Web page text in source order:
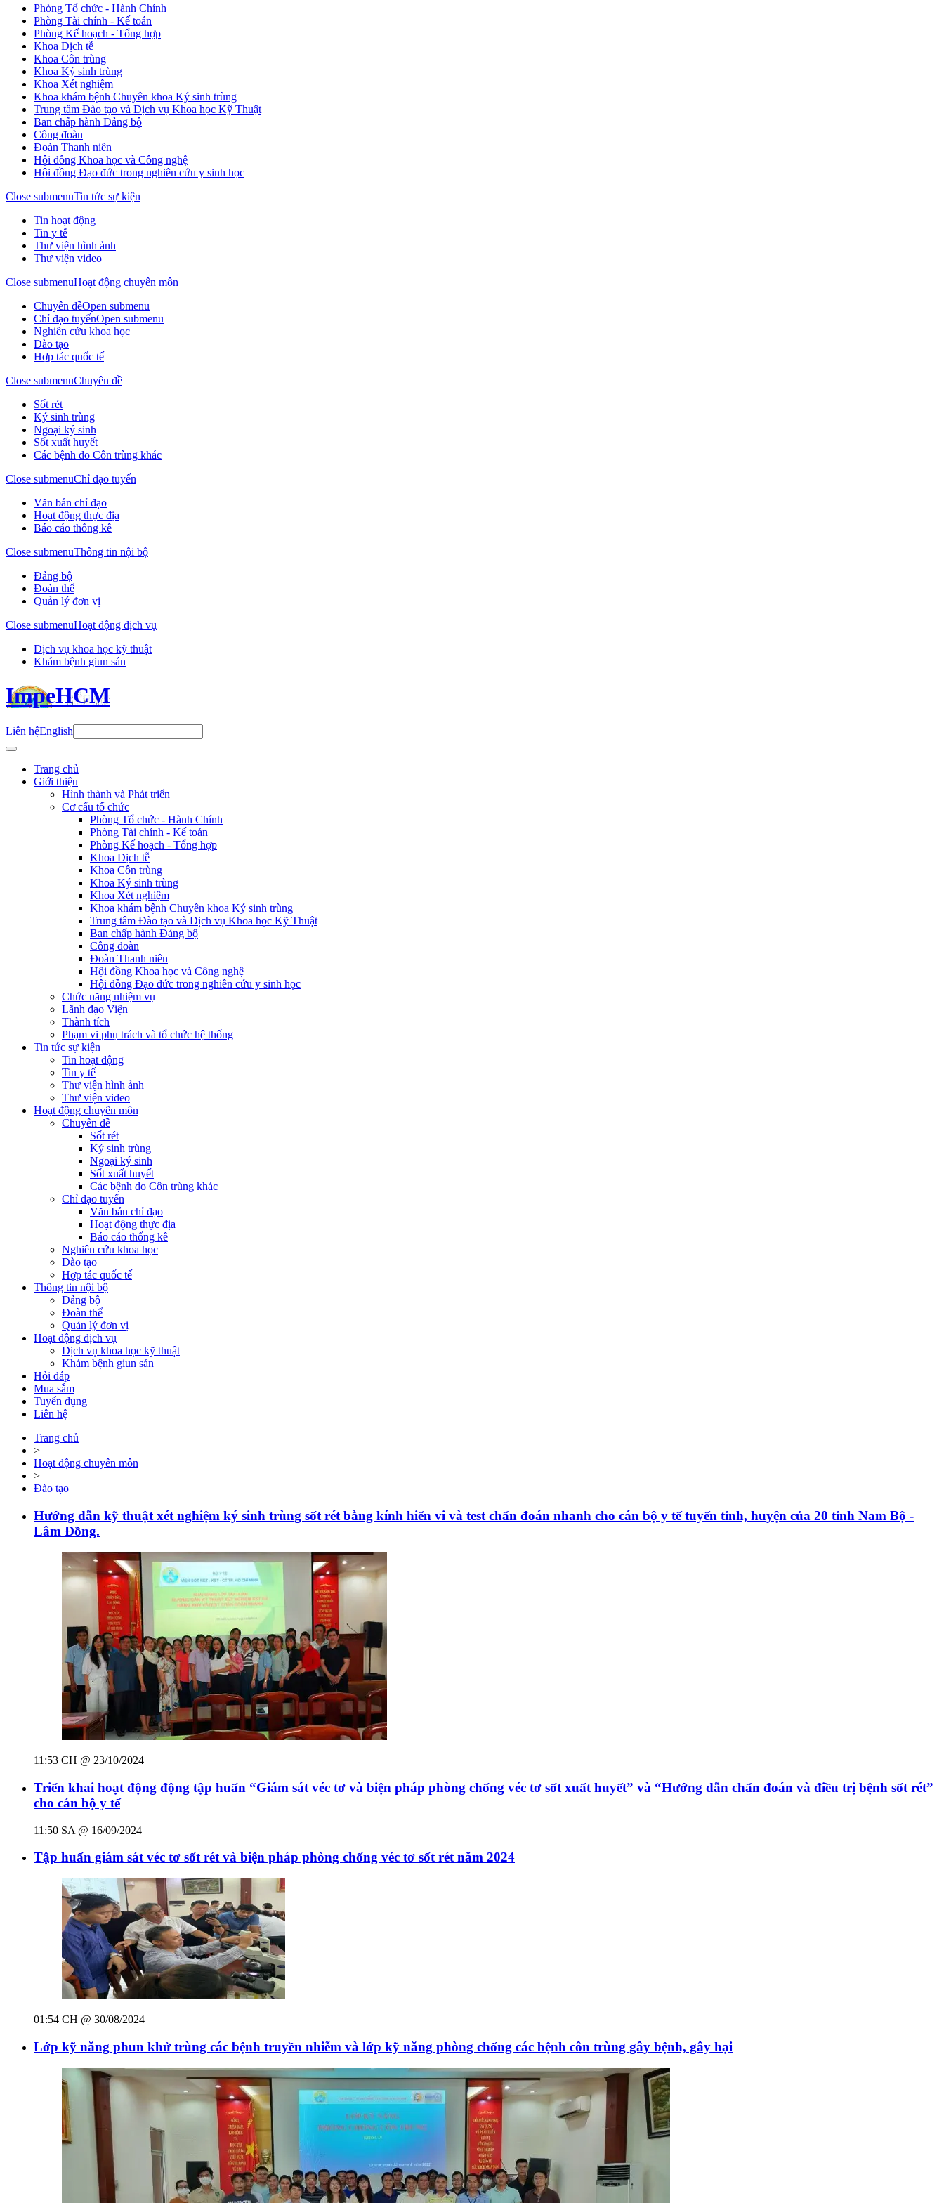
Phòng Tổ chức - Hành Chính
Phòng Tài chính - Kế toán
Phòng Kế hoạch - Tổng hợp
Khoa Dịch tễ
Khoa Côn trùng
Khoa Ký sinh trùng
Khoa Xét nghiệm
Khoa khám bệnh Chuyên khoa Ký sinh trùng
Trung tâm Đào tạo và Dịch vụ Khoa học Kỹ Thuật
Ban chấp hành Đảng bộ
Công đoàn
Đoàn Thanh niên
Hội đồng Khoa học và Công nghệ
Hội đồng Đạo đức trong nghiên cứu y sinh học
Close submenuTin tức sự kiện
Tin hoạt động
Tin y tế
Thư viện hình ảnh
Thư viện video
Close submenuHoạt động chuyên môn
Chuyên đềOpen submenu
Chỉ đạo tuyếnOpen submenu
Nghiên cứu khoa học
Đào tạo
Hợp tác quốc tế
Close submenuChuyên đề
Sốt rét
Ký sinh trùng
Ngoại ký sinh
Sốt xuất huyết
Các bệnh do Côn trùng khác
Close submenuChỉ đạo tuyến
Văn bản chỉ đạo
Hoạt động thực địa
Báo cáo thống kê
Close submenuThông tin nội bộ
Đảng bộ
Đoàn thể
Quản lý đơn vị
Close submenuHoạt động dịch vụ
Dịch vụ khoa học kỹ thuật
Khám bệnh giun sán
ImpeHCM
Liên hệEnglish
Trang chủ
Giới thiệu
Hình thành và Phát triển
Cơ cấu tổ chức
Phòng Tổ chức - Hành Chính
Phòng Tài chính - Kế toán
Phòng Kế hoạch - Tổng hợp
Khoa Dịch tễ
Khoa Côn trùng
Khoa Ký sinh trùng
Khoa Xét nghiệm
Khoa khám bệnh Chuyên khoa Ký sinh trùng
Trung tâm Đào tạo và Dịch vụ Khoa học Kỹ Thuật
Ban chấp hành Đảng bộ
Công đoàn
Đoàn Thanh niên
Hội đồng Khoa học và Công nghệ
Hội đồng Đạo đức trong nghiên cứu y sinh học
Chức năng nhiệm vụ
Lãnh đạo Viện
Thành tích
Phạm vi phụ trách và tổ chức hệ thống
Tin tức sự kiện
Tin hoạt động
Tin y tế
Thư viện hình ảnh
Thư viện video
Hoạt động chuyên môn
Chuyên đề
Sốt rét
Ký sinh trùng
Ngoại ký sinh
Sốt xuất huyết
Các bệnh do Côn trùng khác
Chỉ đạo tuyến
Văn bản chỉ đạo
Hoạt động thực địa
Báo cáo thống kê
Nghiên cứu khoa học
Đào tạo
Hợp tác quốc tế
Thông tin nội bộ
Đảng bộ
Đoàn thể
Quản lý đơn vị
Hoạt động dịch vụ
Dịch vụ khoa học kỹ thuật
Khám bệnh giun sán
Hỏi đáp
Mua sắm
Tuyển dụng
Liên hệ
Trang chủ
>
Hoạt động chuyên môn
>
Đào tạo
Hướng dẫn kỹ thuật xét nghiệm ký sinh trùng sốt rét bằng kính hiển vi và test chẩn đoán nhanh cho cán bộ y tế tuyến tỉnh, huyện của 20 tỉnh Nam Bộ -
Lâm Đồng.
11:53 CH @ 23/10/2024
Triển khai hoạt động động tập huấn “Giám sát véc tơ và biện pháp phòng chống véc tơ sốt xuất huyết” và “Hướng dẫn chẩn đoán và điều trị bệnh sốt rét”
cho cán bộ y tế
11:50 SA @ 16/09/2024
Tập huấn giám sát véc tơ sốt rét và biện pháp phòng chống véc tơ sốt rét năm 2024
01:54 CH @ 30/08/2024
Lớp kỹ năng phun khử trùng các bệnh truyền nhiễm và lớp kỹ năng phòng chống các bệnh côn trùng gây bệnh, gây hại